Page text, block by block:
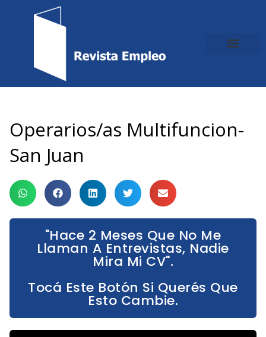
Operarios/as Multifuncion-
San Juan
"Hace 2 Meses Que No Me
Llaman A Entrevistas, Nadie
Mira Mi CV".
Tocá Este Botón Si Querés Que
Esto Cambie.